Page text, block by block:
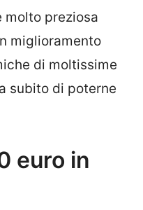
molto preziosa
miglioramento
di moltissime
subito di poterne
euro in